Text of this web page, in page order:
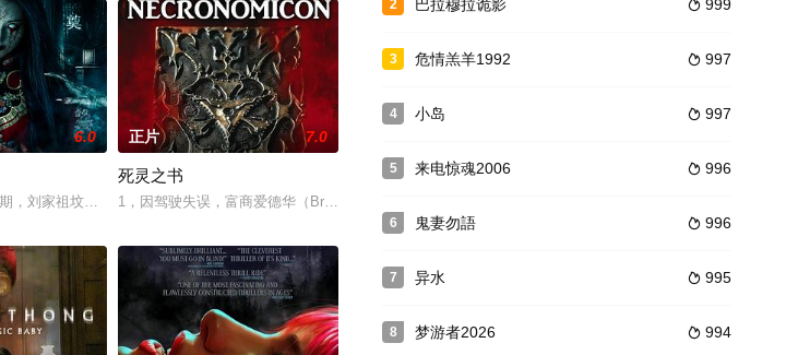
式，信徒們依序祈願並獻上祭品。接著終於輪到詩京了，這時她才驚覺祭品竟然是身體
6.0
，刘家祖坟风水被破，刘宅大院怨气冲天，鬼娃回魂，诡异的诅咒，接连的命案！未知的恐惧笼罩着刘家深宅大院！故事以红
正片 7.0
死灵之书
1，因驾驶失误，富商爱德华（Bruce Payne 饰）的妻子爱玛（Denice D. Lewis 饰）不幸死于车祸，极度伤心
2  999
巴拉穆拉诡影
3  997
危情羔羊1992
4  997
小岛
5  996
来电惊魂2006
6  996
鬼妻勿語
7  995
异水
8  994
梦游者2026